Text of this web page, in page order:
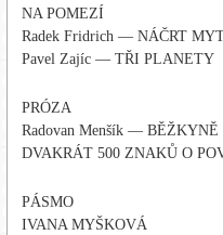
NA POMEZÍ
Radek Fridrich — NÁČRT
Pavel Zajíc — TŘI PLANETY
PRÓZA
Radovan Menšík — BĚŽKYNĚ
DVAKRÁT 500 ZNAKŮ O
PÁSMO
IVANA MYŠKOVÁ